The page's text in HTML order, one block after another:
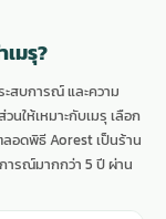
มรุ?
สบการณ์ และความ
นให้เหมาะกับเมรุ เลือก
อดพิธี Aorest เป็นร้าน
ารณ์มากกว่า 5 ปี ผ่าน